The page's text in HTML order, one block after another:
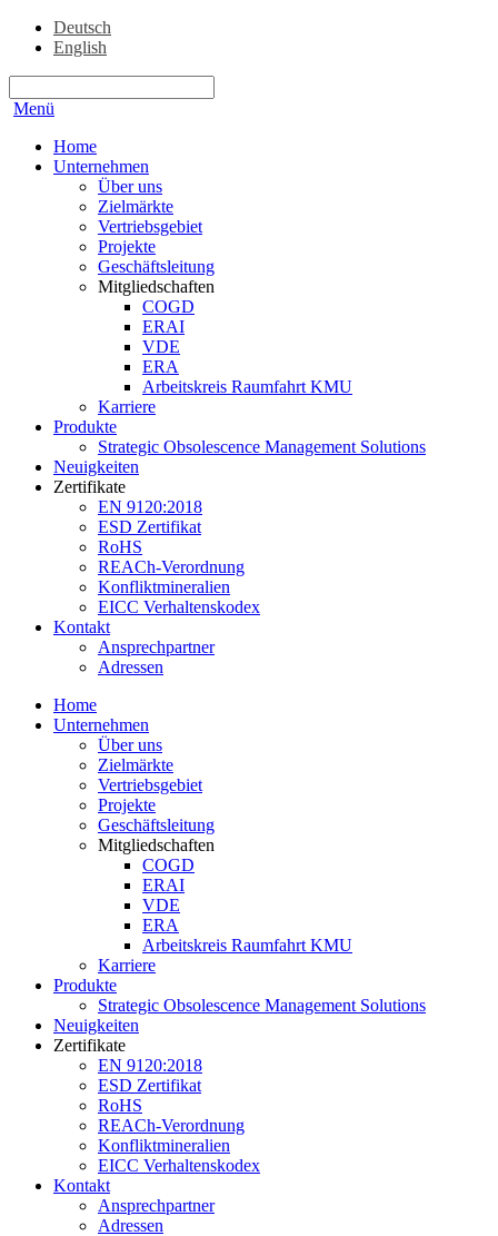
Deutsch
English
Menü
Home
Unternehmen
Über uns
Zielmärkte
Vertriebsgebiet
Projekte
Geschäftsleitung
Mitgliedschaften
COGD
ERAI
VDE
ERA
Arbeitskreis Raumfahrt KMU
Karriere
Produkte
Strategic Obsolescence Management Solutions
Neuigkeiten
Zertifikate
EN 9120:2018
ESD Zertifikat
RoHS
REACh-Verordnung
Konfliktmineralien
EICC Verhaltenskodex
Kontakt
Ansprechpartner
Adressen
Home
Unternehmen
Über uns
Zielmärkte
Vertriebsgebiet
Projekte
Geschäftsleitung
Mitgliedschaften
COGD
ERAI
VDE
ERA
Arbeitskreis Raumfahrt KMU
Karriere
Produkte
Strategic Obsolescence Management Solutions
Neuigkeiten
Zertifikate
EN 9120:2018
ESD Zertifikat
RoHS
REACh-Verordnung
Konfliktmineralien
EICC Verhaltenskodex
Kontakt
Ansprechpartner
Adressen